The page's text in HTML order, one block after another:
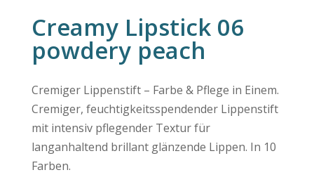
Creamy Lipstick 06
powdery peach
Cremiger Lippenstift – Farbe & Pflege in Einem.
Cremiger, feuchtigkeitsspendender Lippenstift
mit intensiv pflegender Textur für
langanhaltend brillant glänzende Lippen. In 10
Farben.